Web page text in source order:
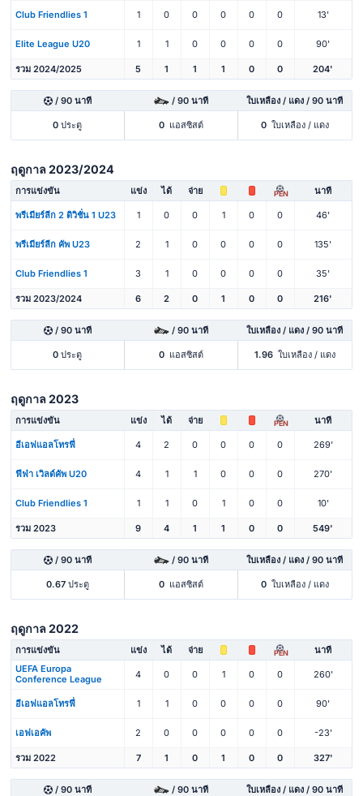
Club Friendlies 1 1 0 0 0 0 0 13'
Elite League U20 1 1 0 0 0 0 90'
รวม 2024/2025 5 1 1 1 0 0 204'
/ 90 นาที / 90 นาที ใบเหลือง / แดง / 90 นาที
0 ประตู 0 แอสซิสต์ 0 ใบเหลือง / แดง
ฤดูกาล 2023/2024
การแข่งขัน แข่ง ได้ จ่าย PEN นาที
พรีเมียร์ลีก 2 ดิวิชั่น 1 U23 1 0 0 1 0 0 46'
พรีเมียร์ลีก คัพ U23 2 1 0 0 0 0 135'
Club Friendlies 1 3 1 0 0 0 0 35'
รวม 2023/2024 6 2 0 1 0 0 216'
/ 90 นาที / 90 นาที ใบเหลือง / แดง / 90 นาที
0 ประตู 0 แอสซิสต์ 1.96 ใบเหลือง / แดง
ฤดูกาล 2023
การแข่งขัน แข่ง ได้ จ่าย PEN นาที
อีเอฟแอลโทรฟี่ 4 2 0 0 0 0 269'
ฟีฟ่า เวิลด์คัพ U20 4 1 1 0 0 0 270'
Club Friendlies 1 1 1 0 1 0 0 10'
รวม 2023 9 4 1 1 0 0 549'
/ 90 นาที / 90 นาที ใบเหลือง / แดง / 90 นาที
0.67ประตู 0 แอสซิสต์ 0 ใบเหลือง / แดง
ฤดูกาล 2022
การแข่งขัน แข่ง ได้ จ่าย PEN
นาที
UEFA Europa
Conference League
4 0 0 1 0 0 260'
อีเอฟแอลโทรฟี่ 1 1 0 0 0 0 90'
เอฟเอคัพ 2 0 0 0 0 0 -23'
รวม 2022 7 1 0 1 0 0 327'
/ 90 นาที / 90 นาที ใบเหลือง / แดง / 90 นาที